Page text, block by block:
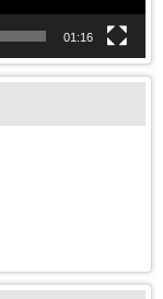
01:16